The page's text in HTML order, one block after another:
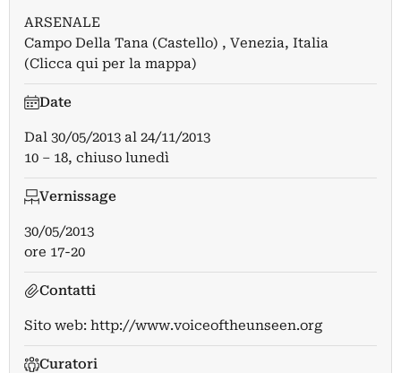
ARSENALE
Campo Della Tana (Castello) , Venezia, Italia
(Clicca qui per la mappa)
Date
Dal 30/05/2013 al 24/11/2013
10 – 18, chiuso lunedì
Vernissage
30/05/2013
ore 17-20
Contatti
Sito web: http://www.voiceoftheunseen.org
Curatori